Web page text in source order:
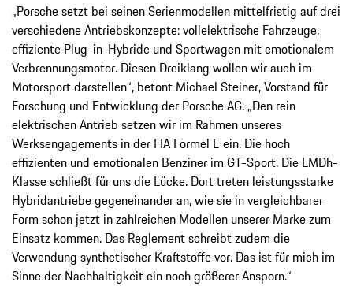
„Porsche setzt bei seinen Serienmodellen mittelfristig auf drei
verschiedene Antriebskonzepte: vollelektrische Fahrzeuge,
effiziente Plug-in-Hybride und Sportwagen mit emotionalem
Verbrennungsmotor. Diesen Dreiklang wollen wir auch im
Motorsport darstellen“, betont Michael Steiner, Vorstand für
Forschung und Entwicklung der Porsche AG. „Den rein
elektrischen Antrieb setzen wir im Rahmen unseres
Werksengagements in der FIA Formel E ein. Die hoch
effizienten und emotionalen Benziner im GT-Sport. Die LMDh-
Klasse schließt für uns die Lücke. Dort treten leistungsstarke
Hybridantriebe gegeneinander an, wie sie in vergleichbarer
Form schon jetzt in zahlreichen Modellen unserer Marke zum
Einsatz kommen. Das Reglement schreibt zudem die
Verwendung synthetischer Kraftstoffe vor. Das ist für mich im
Sinne der Nachhaltigkeit ein noch größerer Ansporn.“